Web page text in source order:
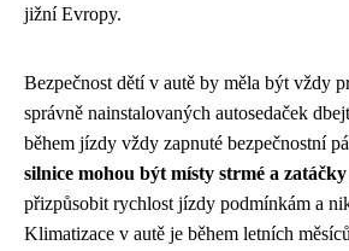
jižní Evropy.
Bezpečnost dětí v autě by měla být vždy
správně nainstalovaných autosedaček
během jízdy vždy zapnuté bezpečnostní
silnice mohou být místy strmé a
přizpůsobit rychlost jízdy podmínkám a
Klimatizace v autě je během letních